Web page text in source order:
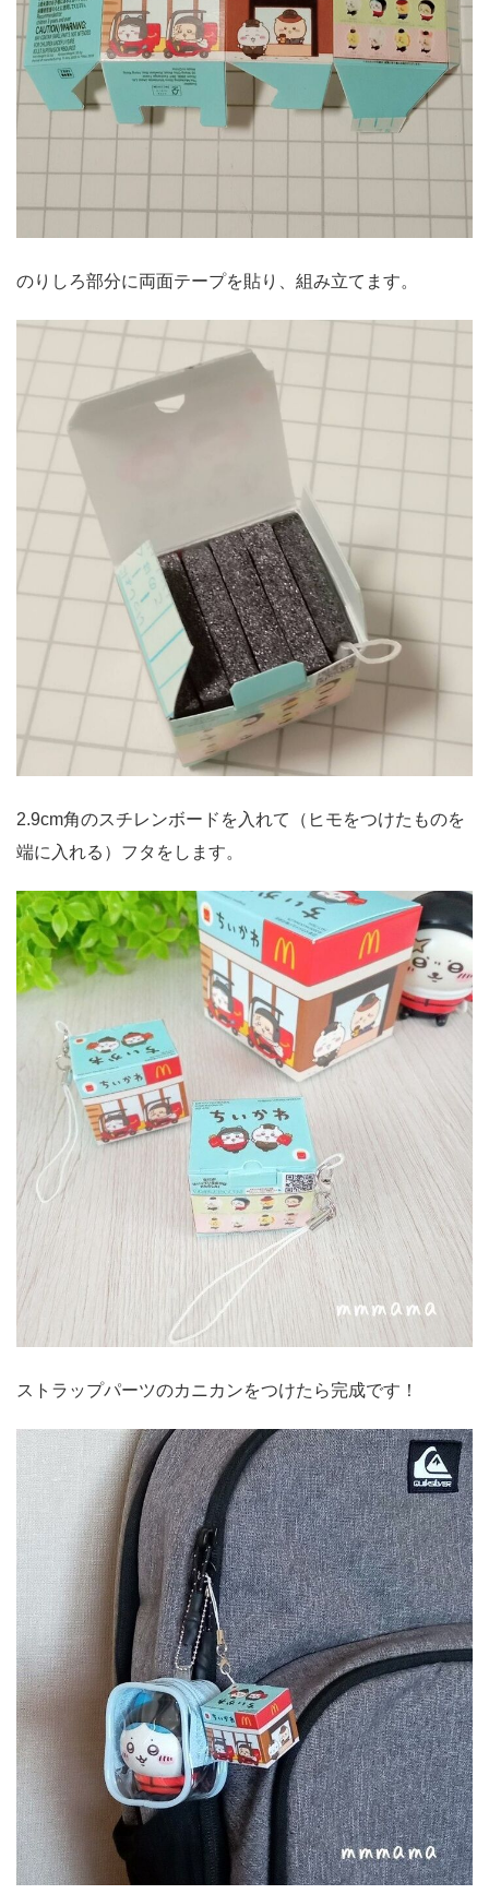
のりしろ部分に両面テープを貼り、組み立てます。
2.9cm角のスチレンボードを入れて（ヒモをつけたものを
端に入れる）フタをします。
ストラップパーツのカニカンをつけたら完成です！